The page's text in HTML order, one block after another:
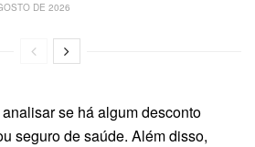
DE 2026
se há algum desconto
seguro de saúde. Além disso,